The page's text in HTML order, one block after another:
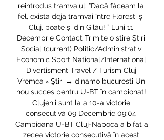
reintrodus tramvaiul: ”Dacă făceam la
fel, exista deja tramvai între Florești și
Cluj, poate și din Gilău! ” Luni 11
Decembrie Contact Trimite o stire Ştiri
Social (current) Politic/Administrativ
Economic Sport National/International
Divertisment Travel / Turism Cluj
Vremea × Ştiri → dinamo bucuresti Un
nou succes pentru U-BT în campionat!
Clujenii sunt la a 10-a victorie
consecutivă 09 Decembrie 09:04
Campioana U-BT Cluj-Napoca a bifat a
zecea victorie consecutivă în acest